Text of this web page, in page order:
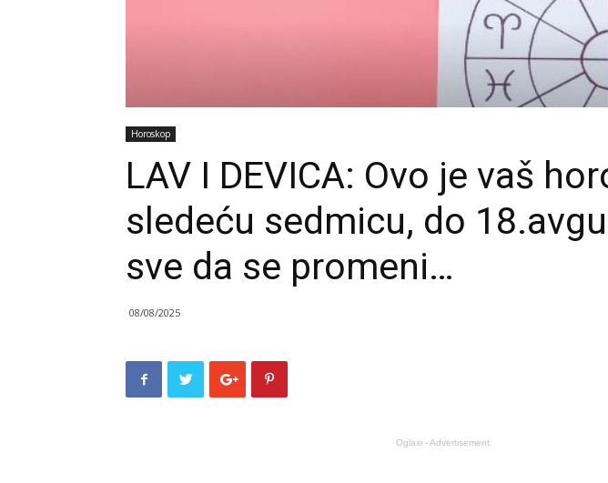
Horoskop
LAV I DEVICA: Ovo je vaš
sledeću sedmicu, do
sve da se promeni…
08/08/2025
Oglasi - Advertisement